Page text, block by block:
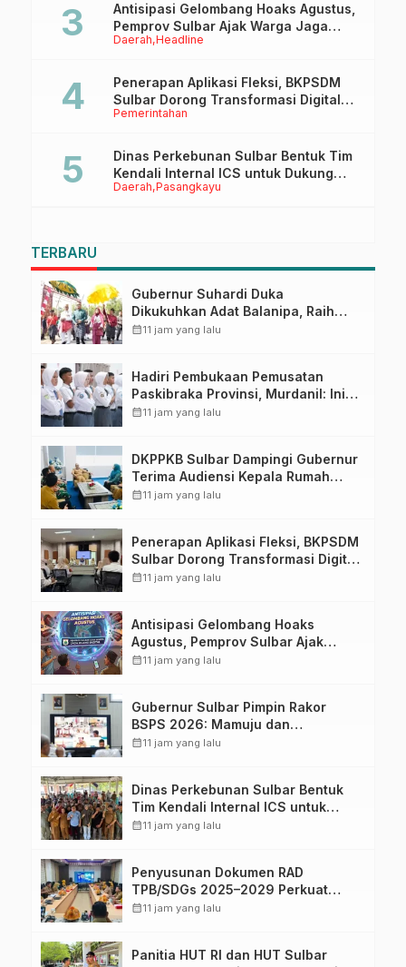
Daerah Headline
Antisipasi Gelombang Hoaks Agustus,
Pemprov Sulbar Ajak Warga Jaga
Ruang Digital
Pemerintahan
Penerapan Aplikasi Fleksi, BKPSDM
Sulbar Dorong Transformasi Digital
Sistem Kehadiran ASN
Daerah Pasangkayu
Dinas Perkebunan Sulbar Bentuk Tim
Kendali Internal ICS untuk Dukung
Sertifikasi ISPO Pekebun di
TERBARU
Gubernur Suhardi Duka
Dikukuhkan Adat Balanipa, Raih
Gelar Sulo Tappidena
calendar_month11 jam yang lalu
Hadiri Pembukaan Pemusatan
Paskibraka Provinsi, Murdanil: Ini
Membentuk Karakter Hingga
calendar_month11 jam yang lalu
DKPPKB Sulbar Dampingi Gubernur
Terima Audiensi Kepala Rumah
Sakit TK. III Punggawa Malolo
calendar_month11 jam yang lalu
Penerapan Aplikasi Fleksi, BKPSDM
Sulbar Dorong Transformasi Digital
Sistem Kehadiran ASN
calendar_month11 jam yang lalu
Antisipasi Gelombang Hoaks
Agustus, Pemprov Sulbar Ajak
Warga Jaga Ruang Digital
calendar_month11 jam yang lalu
Gubernur Sulbar Pimpin Rakor
BSPS 2026: Mamuju dan
Pasangkayu Masih Nol Realisasi
calendar_month11 jam yang lalu
Dinas Perkebunan Sulbar Bentuk
Tim Kendali Internal ICS untuk
Dukung Sertifikasi ISPO Pekebun di
calendar_month11 jam yang lalu
Penyusunan Dokumen RAD
TPB/SDGs 2025–2029 Perkuat
Arah Pembangunan Berkelanjutan
calendar_month11 jam yang lalu
Panitia HUT RI dan HUT Sulbar